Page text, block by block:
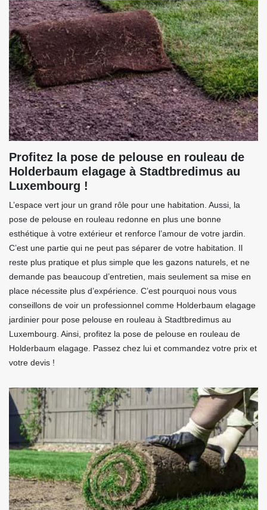
Profitez la pose de pelouse en rouleau de
Holderbaum elagage à Stadtbredimus au
Luxembourg !
L’espace vert jour un grand rôle pour une habitation. Aussi, la
pose de pelouse en rouleau redonne en plus une bonne
esthétique à votre extérieur et renforce l’amour de votre jardin.
C’est une partie qui ne peut pas séparer de votre habitation. Il
reste plus pratique et plus simple que les gazons naturels, et ne
demande pas beaucoup d’entretien, mais seulement sa mise en
place nécessite plus d’expérience. C’est pourquoi nous vous
conseillons de voir un professionnel comme Holderbaum elagage
jardinier pour pose pelouse en rouleau à Stadtbredimus au
Luxembourg. Ainsi, profitez la pose de pelouse en rouleau de
Holderbaum elagage. Passez chez lui et commandez votre prix et
votre devis !